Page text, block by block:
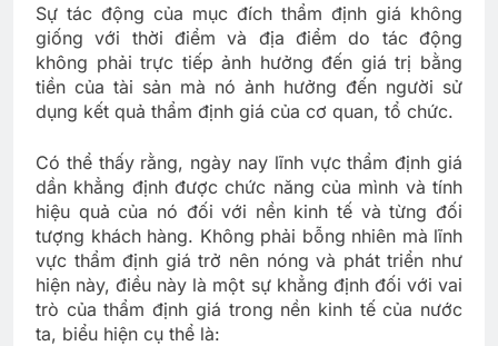
Sự tác động của mục đích thẩm định giá không
giống với thời điểm và địa điểm do tác động
không phải trực tiếp ảnh hưởng đến giá trị bằng
tiền của tài sản mà nó ảnh hưởng đến người sử
dụng kết quả thẩm định giá của cơ quan, tổ chức.
Có thể thấy rằng, ngày nay lĩnh vực thẩm định giá
dần khẳng định được chức năng của mình và tính
hiệu quả của nó đối với nền kinh tế và từng đối
tượng khách hàng. Không phải bỗng nhiên mà lĩnh
vực thẩm định giá trở nên nóng và phát triển như
hiện này, điều này là một sự khẳng định đối với vai
trò của thẩm định giá trong nền kinh tế của nước
ta, biểu hiện cụ thể là: